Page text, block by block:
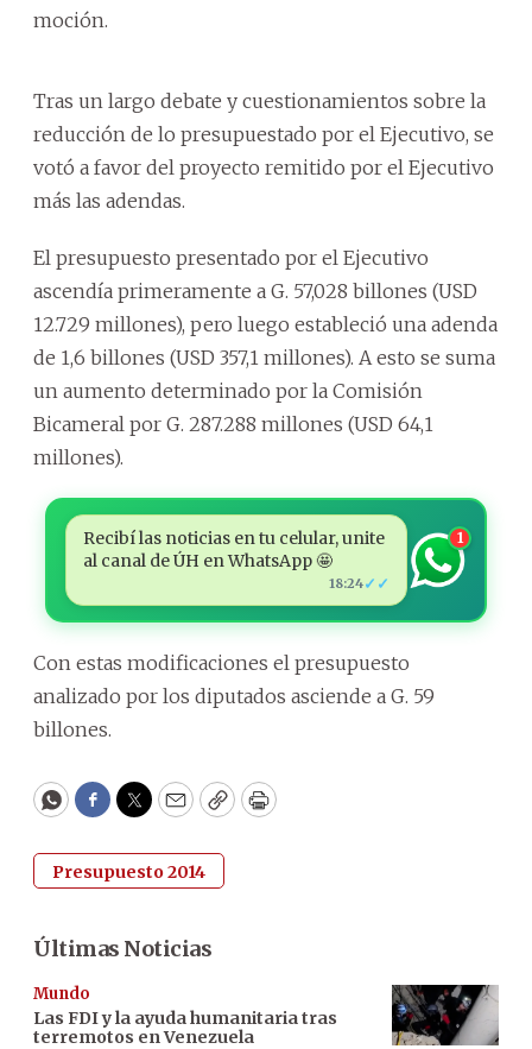
moción.
Tras un largo debate y cuestionamientos sobre la
reducción de lo presupuestado por el Ejecutivo, se
votó a favor del proyecto remitido por el Ejecutivo
más las adendas.
El presupuesto presentado por el Ejecutivo
ascendía primeramente a G. 57,028 billones (USD
12.729 millones), pero luego estableció una adenda
de 1,6 billones (USD 357,1 millones). A esto se suma
un aumento determinado por la Comisión
Bicameral por G. 287.288 millones (USD 64,1
millones).
Recibí las noticias en tu celular, unite
al canal de ÚH en WhatsApp 🤩
18:24✓✓
1
Con estas modificaciones el presupuesto
analizado por los diputados asciende a G. 59
billones.
WhatsApp
Facebook
Twitter
EmailCopyPrint
Presupuesto 2014
Últimas Noticias
Mundo
Las FDI y la ayuda humanitaria tras
terremotos en Venezuela